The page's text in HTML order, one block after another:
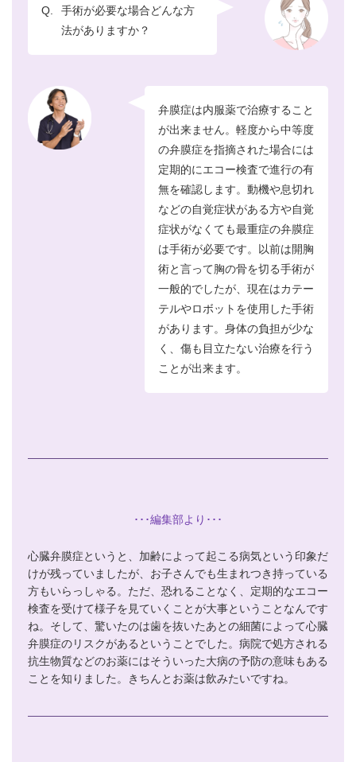
Q.
手術が必要な場合どんな方
法がありますか？
弁膜症は内服薬で治療すること
が出来ません。軽度から中等度
の弁膜症を指摘された場合には
定期的にエコー検査で進行の有
無を確認します。動機や息切れ
などの自覚症状がある方や自覚
症状がなくても最重症の弁膜症
は手術が必要です。以前は開胸
術と言って胸の骨を切る手術が
一般的でしたが、現在はカテー
テルやロボットを使用した手術
があります。身体の負担が少な
く、傷も目立たない治療を行う
ことが出来ます。
･･･編集部より･･･
心臓弁膜症というと、加齢によって起こる病気という印象だ
けが残っていましたが、お子さんでも生まれつき持っている
方もいらっしゃる。ただ、恐れることなく、定期的なエコー
検査を受けて様子を見ていくことが大事ということなんです
ね。そして、驚いたのは歯を抜いたあとの細菌によって心臓
弁膜症のリスクがあるということでした。病院で処方される
抗生物質などのお薬にはそういった大病の予防の意味もある
ことを知りました。きちんとお薬は飲みたいですね。